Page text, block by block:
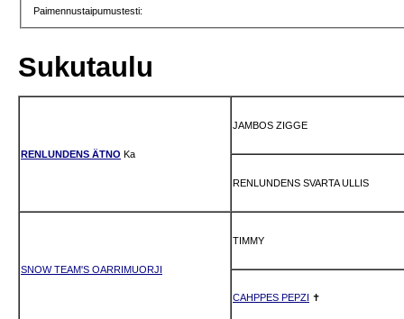
Paimennustaipumustesti:
Sukutaulu
RENLUNDENS ÄTNO Ka
JAMBOS ZIGGE
RENLUNDENS SVARTA ULLIS
SNOW TEAM'S OARRIMUORJI
TIMMY
CAHPPES PEPZI ✝